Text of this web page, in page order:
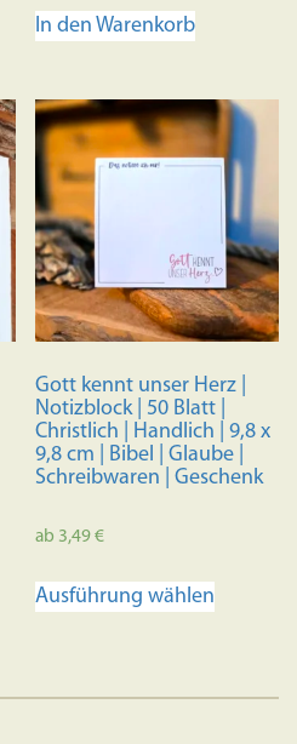
In den Warenkorb
Gott kennt unser Herz |
Notizblock | 50 Blatt |
Christlich | Handlich | 9,8 x
9,8 cm | Bibel | Glaube |
Schreibwaren | Geschenk
ab 3,49€
Ausführung wählen